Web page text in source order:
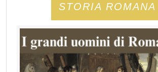
STORIA ROMANA